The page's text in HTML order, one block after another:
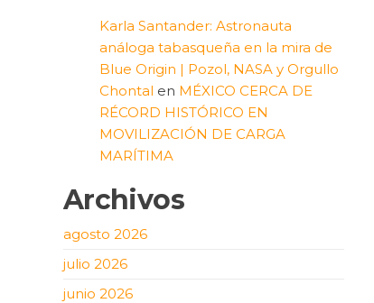
Karla Santander: Astronauta
análoga tabasqueña en la mira de
Blue Origin | Pozol, NASA y Orgullo
Chontal en MÉXICO CERCA DE
RÉCORD HISTÓRICO EN
MOVILIZACIÓN DE CARGA
MARÍTIMA
Archivos
agosto 2026
julio 2026
junio 2026